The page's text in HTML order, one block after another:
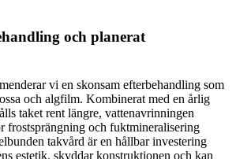
och planerat
vi en skonsam efterbehandling som
och algfilm. Kombinerat med en årlig
taket rent längre, vattenavrinningen
frostsprängning och fuktmineralisering
takvård är en hållbar investering
estetik, skyddar konstruktionen och kan